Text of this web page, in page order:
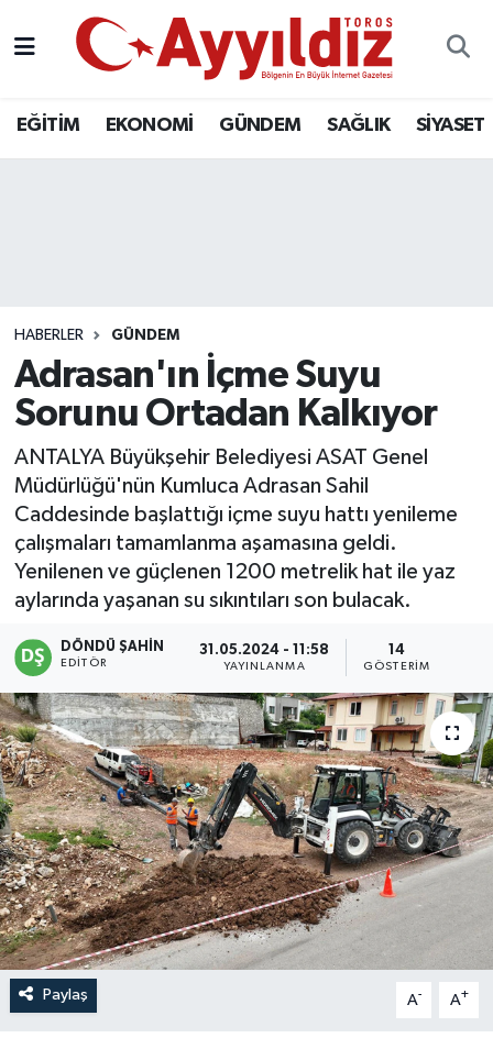
EĞİTİM EKONOMİ GÜNDEM SAĞLIK SİYASET
HABERLER GÜNDEM
Adrasan'ın İçme Suyu
Sorunu Ortadan Kalkıyor
ANTALYA Büyükşehir Belediyesi ASAT Genel
Müdürlüğü'nün Kumluca Adrasan Sahil
Caddesinde başlattığı içme suyu hattı yenileme
çalışmaları tamamlanma aşamasına geldi.
Yenilenen ve güçlenen 1200 metrelik hat ile yaz
aylarında yaşanan su sıkıntıları son bulacak.
DÖNDÜ ŞAHİN
EDITÖR
31.05.2024 - 11:58
YAYINLANMA
14
GÖSTERIM
Paylaş A- A+